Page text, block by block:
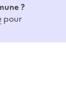
?
pour